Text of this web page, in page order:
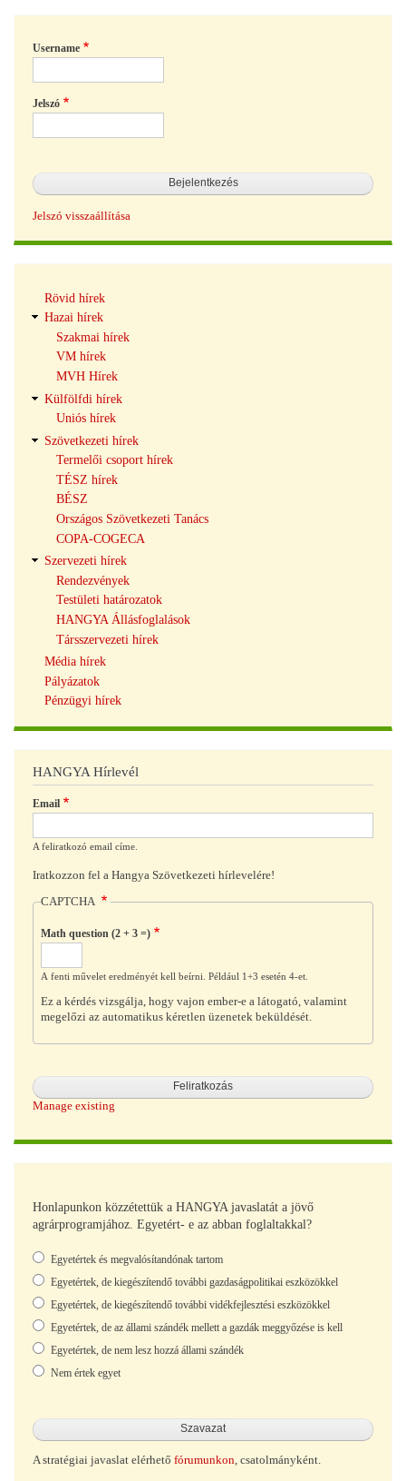
Username
Jelszó
Jelszó visszaállítása
navigáció
Rövid hírek
Hazai hírek
Szakmai hírek
VM hírek
MVH Hírek
Külfölfdi hírek
Uniós hírek
Szövetkezeti hírek
Termelői csoport hírek
TÉSZ hírek
BÉSZ
Országos Szövetkezeti Tanács
COPA-COGECA
Szervezeti hírek
Rendezvények
Testületi határozatok
HANGYA Állásfoglalások
Társszervezeti hírek
Média hírek
Pályázatok
Pénzügyi hírek
HANGYA Hírlevél
Email
A feliratkozó email címe.
Iratkozzon fel a Hangya Szövetkezeti hírlevelére!
CAPTCHA
Math question (2 + 3 =)
A fenti művelet eredményét kell beírni. Például 1+3 esetén 4-et.
Ez a kérdés vizsgálja, hogy vajon ember-e a látogató, valamint
megelőzi az automatikus kéretlen üzenetek beküldését.
Manage existing
Honlapunkon közzétettük a HANGYA javaslatát a jövő
agrárprogramjához. Egyetért- e az abban foglaltakkal?
Választások
Egyetértek és megvalósítandónak tartom
Egyetértek, de kiegészítendő további gazdaságpolitikai eszközökkel
Egyetértek, de kiegészítendő további vidékfejlesztési eszközökkel
Egyetértek, de az állami szándék mellett a gazdák meggyőzése is kell
Egyetértek, de nem lesz hozzá állami szándék
Nem értek egyet
A stratégiai javaslat elérhető fórumunkon , csatolmányként.